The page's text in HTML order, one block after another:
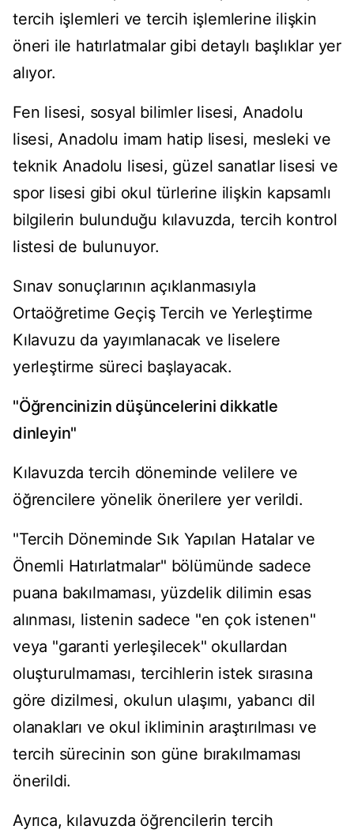
tercih işlemleri ve tercih işlemlerine ilişkin
öneri ile hatırlatmalar gibi detaylı başlıklar yer
alıyor.
Fen lisesi, sosyal bilimler lisesi, Anadolu
lisesi, Anadolu imam hatip lisesi, mesleki ve
teknik Anadolu lisesi, güzel sanatlar lisesi ve
spor lisesi gibi okul türlerine ilişkin kapsamlı
bilgilerin bulunduğu kılavuzda, tercih kontrol
listesi de bulunuyor.
Sınav sonuçlarının açıklanmasıyla
Ortaöğretime Geçiş Tercih ve Yerleştirme
Kılavuzu da yayımlanacak ve liselere
yerleştirme süreci başlayacak.
"Öğrencinizin düşüncelerini dikkatle
dinleyin"
Kılavuzda tercih döneminde velilere ve
öğrencilere yönelik önerilere yer verildi.
"Tercih Döneminde Sık Yapılan Hatalar ve
Önemli Hatırlatmalar" bölümünde sadece
puana bakılmaması, yüzdelik dilimin esas
alınması, listenin sadece "en çok istenen"
veya "garanti yerleşilecek" okullardan
oluşturulmaması, tercihlerin istek sırasına
göre dizilmesi, okulun ulaşımı, yabancı dil
olanakları ve okul ikliminin araştırılması ve
tercih sürecinin son güne bırakılmaması
önerildi.
Ayrıca, kılavuzda öğrencilerin tercih